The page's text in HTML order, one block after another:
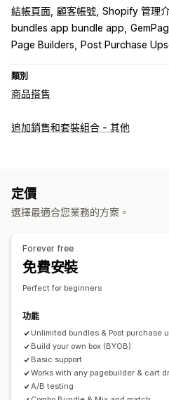
結帳頁面 顧客帳號 Shopify 管理
bundles app bundle app
Page Builders
Post Purchase
類別
商品搭售
套裝組合類型
經常一起購買的商品
固定定價
分層定價
百分比折扣 購物車折扣
追加銷售和套裝組合 - 其他
定價
選擇最適合您業務的方案。
Forever free
免費安裝
Perfect for beginners
功能
Unlimited bundles & Post purchase
Build your own box (BYOB)
Basic support
Works with any pagebuilder & cart
A/B testing